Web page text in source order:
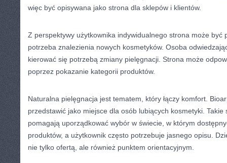
więc być opisywana jako strona dla sklepów i klientów.
Z perspektywy użytkownika indywidualnego strona może być
potrzeba znalezienia nowych kosmetyków. Osoba
kierować się potrzebą zmiany pielęgnacji. Strona może
poprzez pokazanie kategorii produktów.
Naturalna pielęgnacja jest tematem, który łączy komfort.
przedstawić jako miejsce dla osób lubiących kosmetyki.
pomagają uporządkować wybór w świecie, w którym
produktów, a użytkownik często potrzebuje jasnego opisu.
nie tylko ofertą, ale również punktem orientacyjnym.